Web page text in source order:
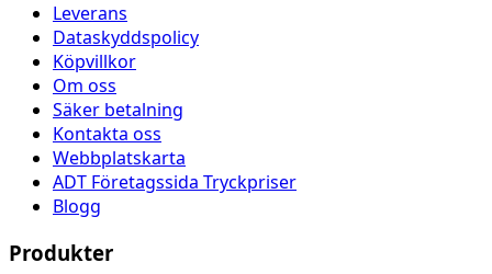
Leverans
Dataskyddspolicy
Köpvillkor
Om oss
Säker betalning
Kontakta oss
Webbplatskarta
ADT Företagssida Tryckpriser
Blogg
Produkter